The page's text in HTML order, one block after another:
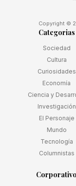
Copyright ©
Categorias
Sociedad
Cultura
Curiosidades
Economía
Ciencia y
Investigación
El Personaje
Mundo
Tecnología
Columnistas
Corporativo